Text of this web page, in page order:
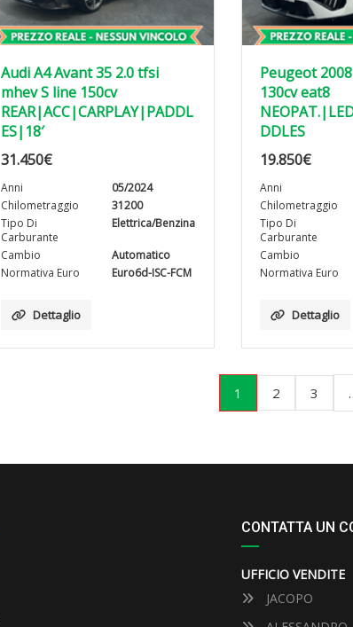
Audi A4 Avant 35 2.0 tfsi
mhev S line 150cv
REAR|ACC|CARPLAY|PADDL
ES|18′
31.450€
Anni
05/2024
Chilometraggio
31200
Tipo Di
Carburante
Elettrica/Benzina
Cambio
Automatico
Normativa Euro
Euro6d-ISC-FCM
Dettaglio
Peugeot
130cv eat8
DDLES
19.850€
Anni
Chilometraggio
Tipo Di
Carburante
Cambio
Normativa Euro
Dettaglio
1 2 3
CONTATTA UN
UFFICIO VENDITE
JACOPO